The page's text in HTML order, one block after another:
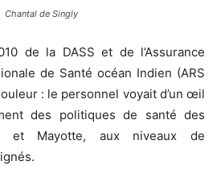
Chantal de Singly
de la DASS et de l’Assurance
de Santé océan Indien (ARS
: le personnel voyait d’un œil
des politiques de santé des
et Mayotte, aux niveaux de